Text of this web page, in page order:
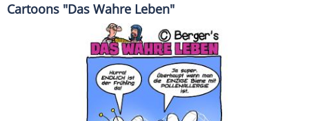
Cartoons "Das Wahre Leben"